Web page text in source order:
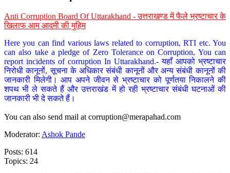
Anti Corruption Board Of Uttarakhand - उत्तराखण्ड में फैले भ्रष्टाचार के
खिलाफ आम आदमी की मुहिम
Here you can find various laws related to corruption, RTI etc. You
can also take a pledge of Zero Tolerance on Corruption, You can
report incidents of corruption In Uttarakhand.- यहाँ आपको भ्रष्टाचार
निरोधी कानूनों, सूचना के अधिकार संबंधी कानूनों और अन्य संबंधी कानूनों की
जानकारी मिलेगी। आप अपने जीवन से भ्रष्टाचार को पूर्णतया निकालने की
शपथ भी ले सकते हैं और उत्तराखंड में हो रही भ्रष्टाचार संबंधी घटनाओं की
जानकारी भी दे सकते हैं।
You can also send mail at corruption@merapahad.com
Moderator: Ashok Pande
Posts: 614
Topics: 24